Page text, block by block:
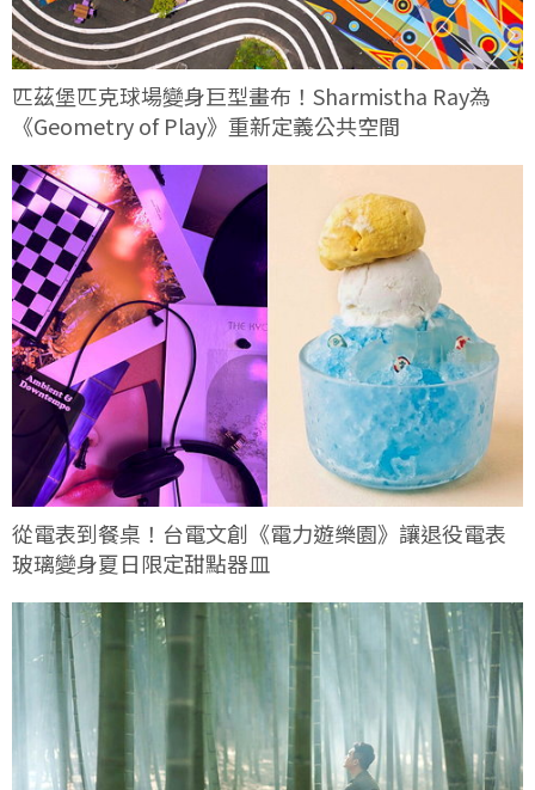
匹茲堡匹克球場變身巨型畫布！Sharmistha Ray為
《Geometry of Play》重新定義公共空間
從電表到餐桌！台電文創《電力遊樂園》讓退役電表
玻璃變身夏日限定甜點器皿